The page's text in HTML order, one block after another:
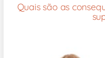
Quais são as